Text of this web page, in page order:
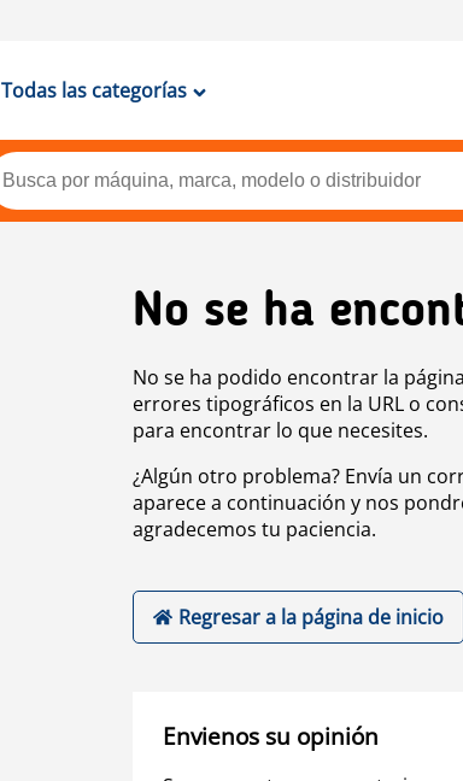
Todas las categorías
No se ha
No se ha podido encontrar la
errores tipográficos en la URL o
para encontrar lo que necesites.
¿Algún otro problema? Envía un
aparece a continuación y nos
agradecemos tu paciencia.
Regresar a la página de inicio
Envienos su opinión